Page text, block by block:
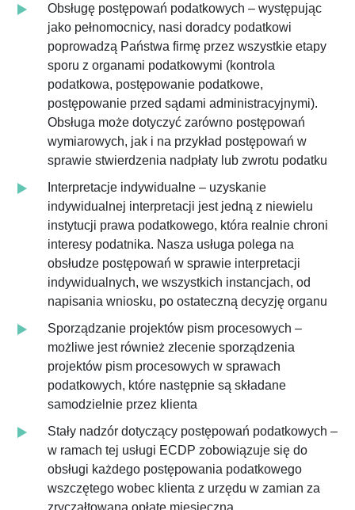
Obsługę postępowań podatkowych – występując
jako pełnomocnicy, nasi doradcy podatkowi
poprowadzą Państwa firmę przez wszystkie etapy
sporu z organami podatkowymi (kontrola
podatkowa, postępowanie podatkowe,
postępowanie przed sądami administracyjnymi).
Obsługa może dotyczyć zarówno postępowań
wymiarowych, jak i na przykład postępowań w
sprawie stwierdzenia nadpłaty lub zwrotu podatku
Interpretacje indywidualne – uzyskanie
indywidualnej interpretacji jest jedną z niewielu
instytucji prawa podatkowego, która realnie chroni
interesy podatnika. Nasza usługa polega na
obsłudze postępowań w sprawie interpretacji
indywidualnych, we wszystkich instancjach, od
napisania wniosku, po ostateczną decyzję organu
Sporządzanie projektów pism procesowych –
możliwe jest również zlecenie sporządzenia
projektów pism procesowych w sprawach
podatkowych, które następnie są składane
samodzielnie przez klienta
Stały nadzór dotyczący postępowań podatkowych –
w ramach tej usługi ECDP zobowiązuje się do
obsługi każdego postępowania podatkowego
wszczętego wobec klienta z urzędu w zamian za
zryczałtowaną opłatę miesięczną